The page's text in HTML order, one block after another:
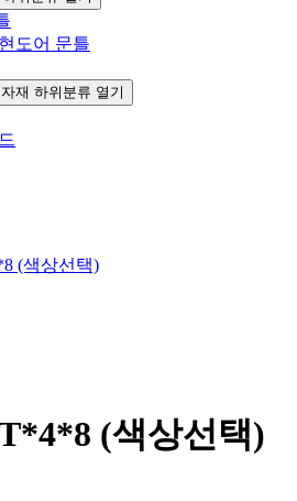
도어 문틀
재 하위분류 열기
(색상선택)